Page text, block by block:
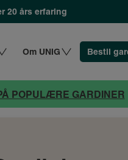
20 års erfaring
Om UNIG Bestil
POPULÆRE GARDINER